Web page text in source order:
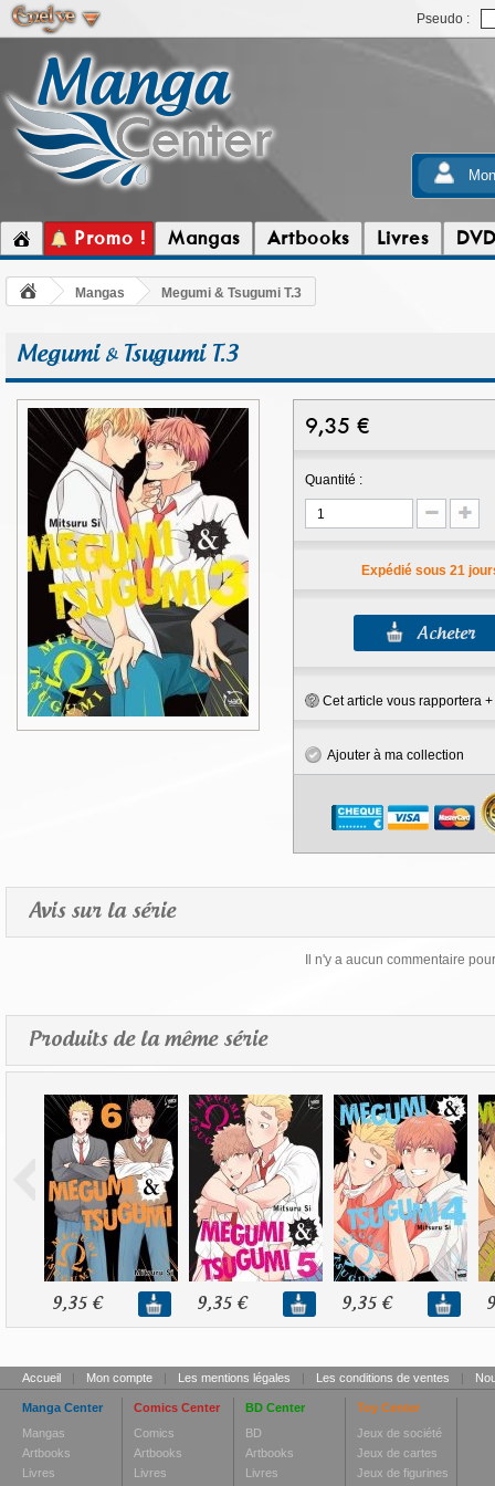
Pseudo :
Promo ! Mangas Artbooks Livres DVD
Mangas Megumi & Tsugumi T.3
Megumi & Tsugumi T.3
9,35 €
Quantité :
Expédié sous 21
Cet article vous rapportera +
Ajouter à ma collection
Avis sur la série
Il n'y a aucun commentaire
Produits de la même série
9,35 € 9,35 € 9,35 €
Accueil | Mon compte | Les mentions légales | Les conditions de ventes |
Manga Center
Mangas
Artbooks
Livres
Comics Center
Comics
Artbooks
Livres
BD Center
BD
Artbooks
Livres
Toy Center
Jeux de société
Jeux de cartes
Jeux de figurines